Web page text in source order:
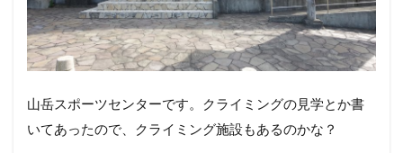
山岳スポーツセンターです。クライミングの見学とか書
いてあったので、クライミング施設もあるのかな？